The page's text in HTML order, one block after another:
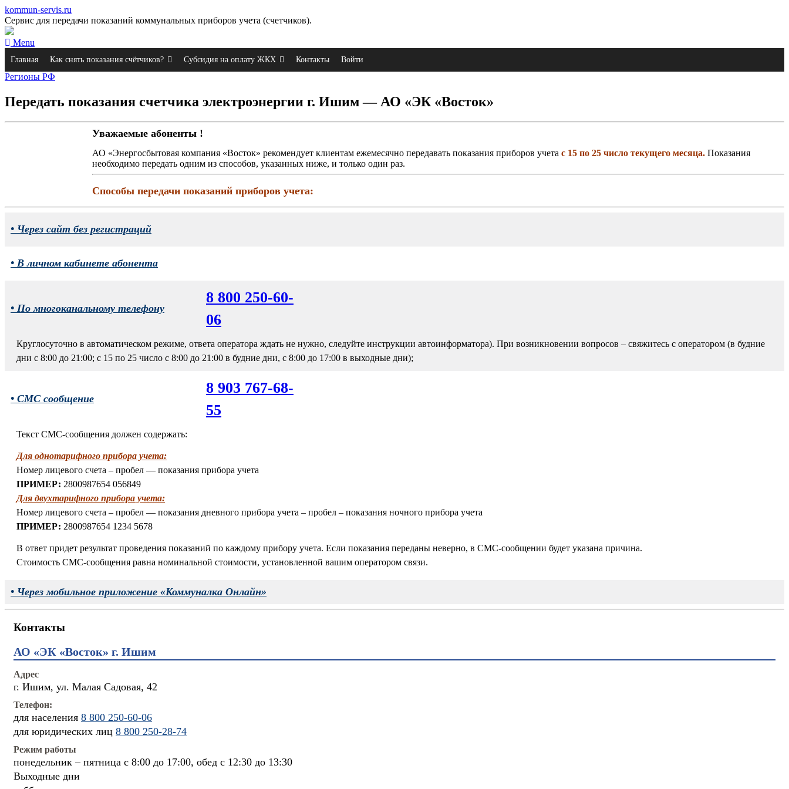
kommun-servis.ru
Сервис для передачи показаний коммунальных приборов учета (счетчиков).
Menu
Главная Как снять показания счётчиков? Субсидия на оплату ЖКХ Контакты Войти
Регионы РФ
Передать показания счетчика электроэнергии г. Ишим — АО «ЭК «Восток»
Уважаемые абоненты !
АО «Энергосбытовая компания «Восток» рекомендует клиентам ежемесячно передавать показания приборов учета с 15 по 25 число текущего месяца. Показания
необходимо передать одним из способов, указанных ниже, и только один раз.
Способы передачи показаний приборов учета:
• Через сайт без регистраций
• В личном кабинете абонента
• По многоканальному телефону
8 800 250-60-
06
Круглосуточно в автоматическом режиме, ответа оператора ждать не нужно, следуйте инструкции автоинформатора). При возникновении вопросов – свяжитесь с оператором (в будние
дни с 8:00 до 21:00; с 15 по 25 число с 8:00 до 21:00 в будние дни, с 8:00 до 17:00 в выходные дни);
• СМС сообщение
8 903 767-68-
55
Текст СМС-сообщения должен содержать:
Для однотарифного прибора учета:
Номер лицевого счета – пробел — показания прибора учета
ПРИМЕР: 2800987654 056849
Для двухтарифного прибора учета:
Номер лицевого счета – пробел — показания дневного прибора учета – пробел – показания ночного прибора учета
ПРИМЕР: 2800987654 1234 5678
В ответ придет результат проведения показаний по каждому прибору учета. Если показания переданы неверно, в СМС-сообщении будет указана причина.
Стоимость СМС-сообщения равна номинальной стоимости, установленной вашим оператором связи.
• Через мобильное приложение «Коммуналка Онлайн»
Контакты
АО «ЭК «Восток» г. Ишим
Адрес
г. Ишим, ул. Малая Садовая, 42
Телефон:
для населения 8 800 250-60-06
для юридических лиц 8 800 250-28-74
Режим работы
понедельник – пятница с 8:00 до 17:00, обед с 12:30 до 13:30
Выходные дни